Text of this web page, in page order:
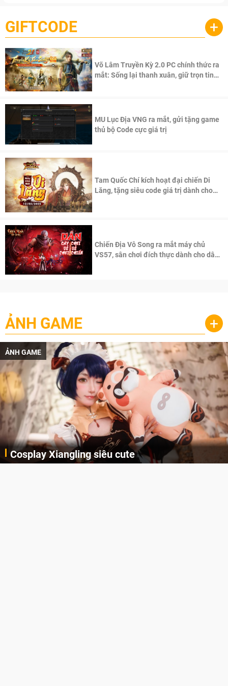
GIFTCODE +
Võ Lâm Truyền Kỳ 2.0 PC chính thức ra
mắt: Sống lại thanh xuân, giữ trọn tinh
MU Lục Địa VNG ra mắt, gửi tặng game
thủ bộ Code cực giá trị
Tam Quốc Chí kích hoạt đại chiến Di
Lăng, tặng siêu code giá trị dành cho
Chiến Địa Vô Song ra mắt máy chủ
VS57, sân chơi đích thực dành cho dân
ẢNH GAME +
ẢNH GAME
Cosplay Xiangling siêu cute